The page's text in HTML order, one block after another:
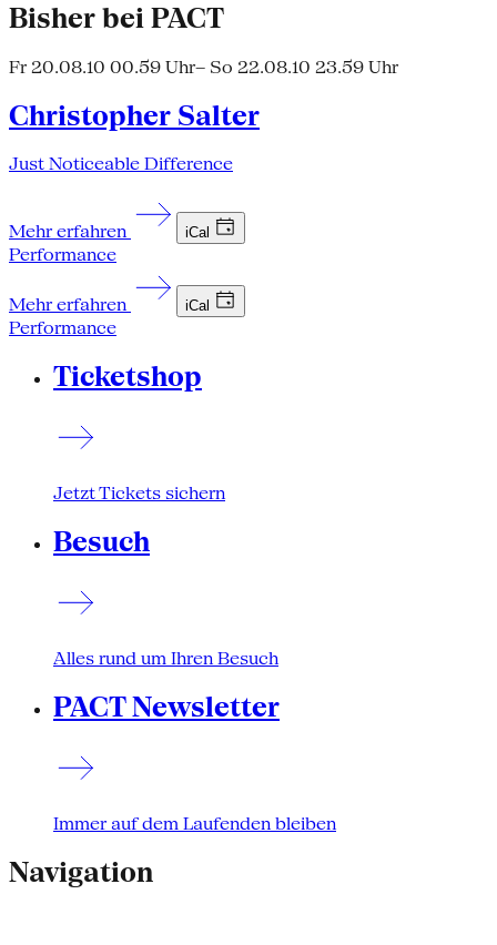
Bisher bei PACT
Fr 20.08.10 00.59 Uhr– So 22.08.10 23.59 Uhr
Christopher Salter
Just Noticeable Difference
Mehr erfahren iCal
Performance
Mehr erfahren iCal
Performance
Ticketshop
Jetzt Tickets sichern
Besuch
Alles rund um Ihren Besuch
PACT Newsletter
Immer auf dem Laufenden bleiben
Navigation